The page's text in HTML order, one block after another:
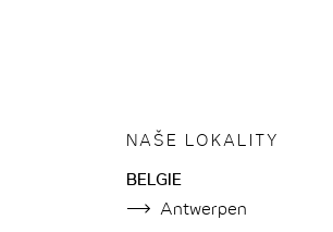
NAŠE LOKALITY
BELGIE
Antwerpen